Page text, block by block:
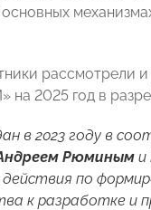
2025 год в
в 2023 году в
Рюминым и
по
к разработке и